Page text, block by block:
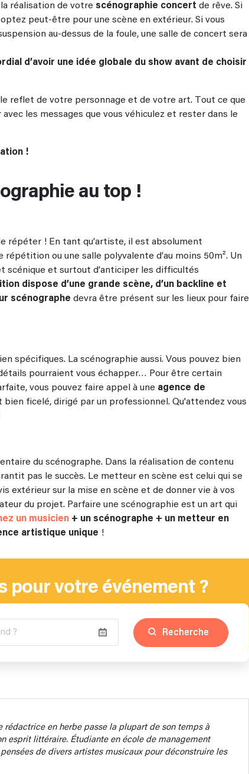
réalisation de votre scénographie concert de rêve. Si
peut-être pour une scène en extérieur. Si vous
au-dessus de la foule, une salle de concert sera
d’avoir une idée globale du show avant de choisir
reflet de votre personnage et de votre art. Tout ce que
les messages que vous véhiculez et rester dans le
!
au top !
répéter ! En tant qu’artiste, il est absolument
ou une salle polyvalente d’au moins 50m². Un
et surtout d’anticiper les difficultés
dispose d’une grande scène, d’un backline et
scénographe devra être présent sur les lieux pour faire
spécifiques. La scénographie aussi. Vous pouvez bien
pourraient vous échapper… Pour être certain
vous pouvez faire appel à une agence de
bien ficelé, dirigé par un professionnel. Qu'attendez vous
du scénographe. Dans la réalisation de contenu
pas le succès. Le metteur en scène est celui qui se
extérieur sur la mise en scène et de donner vie à vos
du projet. Parfaire une scénographie est un art qui
un musicien + un scénographe + un metteur en
artistique unique !
pour votre événement ?
Recherche
rédactrice en herbe passe la plupart de son temps à
esprit littéraire. Étudiante en école de management
de divers artistes musicaux pour déconstruire les